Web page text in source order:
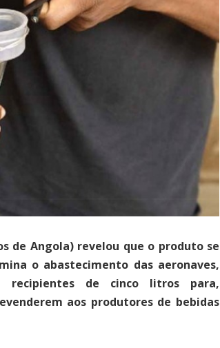
de Angola) revelou que o produto se
o abastecimento das aeronaves,
recipientes de cinco litros para,
aos produtores de bebidas